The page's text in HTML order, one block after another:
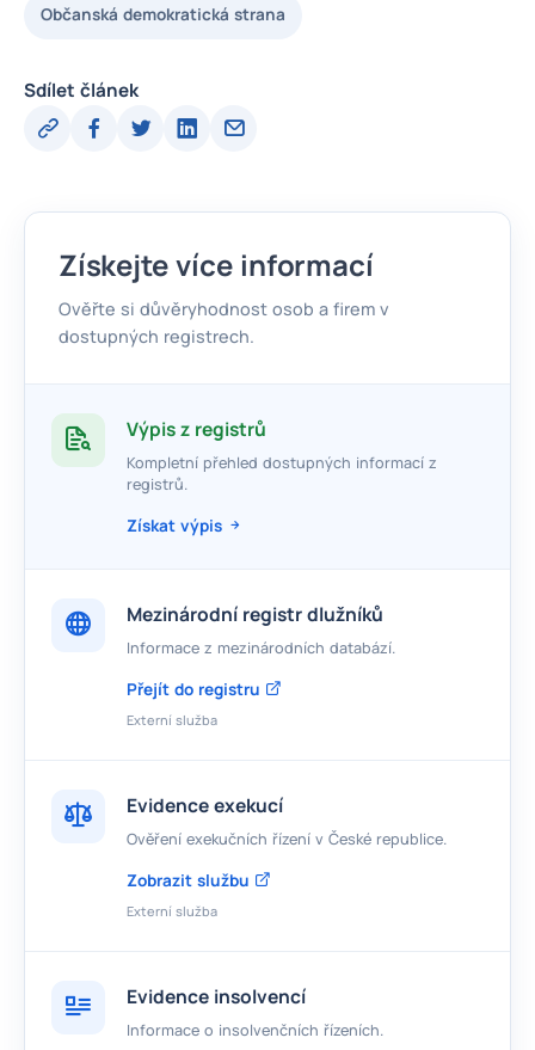
Občanská demokratická strana
Sdílet článek
Získejte více informací
Ověřte si důvěryhodnost osob a firem v
dostupných registrech.
Výpis z registrů
Kompletní přehled dostupných informací z
registrů.
Získat výpis
Mezinárodní registr dlužníků
Informace z mezinárodních databází.
Přejít do registru
Externí služba
Evidence exekucí
Ověření exekučních řízení v České republice.
Zobrazit službu
Externí služba
Evidence insolvencí
Informace o insolvenčních řízeních.